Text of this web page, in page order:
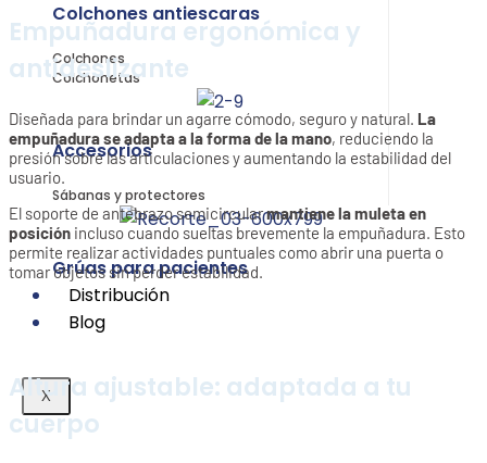
Colchones antiescaras
Colchones
Colchonetas
Accesorios
Sábanas y protectores
Grúas para pacientes
Distribución
Blog
X
Empuñadura ergonómica y
antideslizante
Diseñada para brindar un agarre cómodo, seguro y natural. La
empuñadura se adapta a la forma de la mano, reduciendo la
presión sobre las articulaciones y aumentando la estabilidad del
usuario.
El soporte de antebrazo semicircularmantiene la muleta en
posición incluso cuando sueltas brevemente la empuñadura. Esto
permite realizar actividades puntuales como abrir una puerta o
tomar objetos sin perder estabilidad.
Altura ajustable: adaptada a tu
cuerpo